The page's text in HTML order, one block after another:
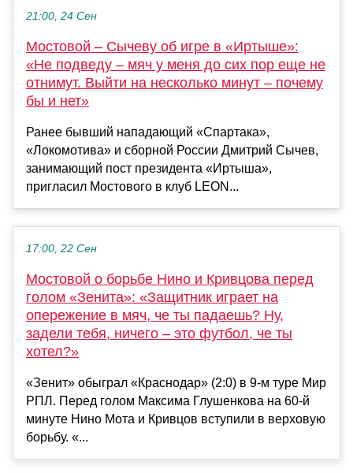
21:00, 24 Сен
Мостовой – Сычеву об игре в «Иртыше»:
«Не подведу – мяч у меня до сих пор еще не
отнимут. Выйти на несколько минут – почему
бы и нет»
Ранее бывший нападающий «Спартака»,
«Локомотива» и сборной России Дмитрий Сычев,
занимающий пост президента «Иртыша»,
пригласил Мостового в клуб LEON...
17:00, 22 Сен
Мостовой о борьбе Нино и Кривцова перед
голом «Зенита»: «Защитник играет на
опережение в мяч, че ты падаешь? Ну,
задели тебя, ничего – это футбол, че ты
хотел?»
«Зенит» обыграл «Краснодар» (2:0) в 9-м туре Мир
РПЛ. Перед голом Максима Глушенкова на 60-й
минуте Нино Мота и Кривцов вступили в верховую
борьбу. «...